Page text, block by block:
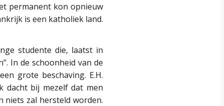
permanent kon opnieuw
is een katholiek land.
studente die, laatst in
In de schoonheid van de
grote beschaving. E.H.
dacht bij mezelf dat men
zal hersteld worden.